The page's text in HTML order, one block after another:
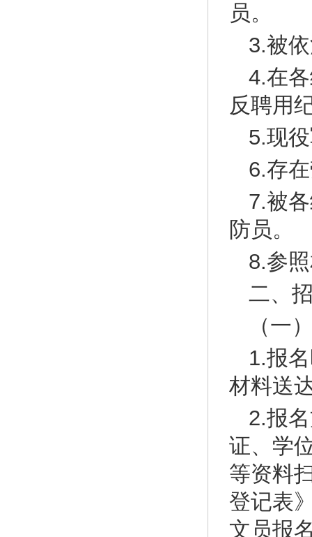
员。
3.被
4.在
反聘用
5.现
6.存
7.被
防员。
8.参
二、
（一
1.报
材料送
2.报
证、学
等资料
登记表
文员报